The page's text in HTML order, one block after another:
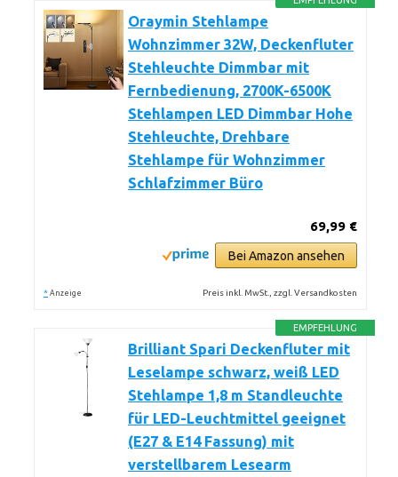
Oraymin Stehlampe
Wohnzimmer 32W, Deckenfluter
Stehleuchte Dimmbar mit
Fernbedienung, 2700K-6500K
Stehlampen LED Dimmbar Hohe
Stehleuchte, Drehbare
Stehlampe für Wohnzimmer
Schlafzimmer Büro
69,99 €
Bei Amazon ansehen
* Anzeige Preis inkl. MwSt., zzgl. Versandkosten
EMPFEHLUNG
Brilliant Spari Deckenfluter mit
Leselampe schwarz, weiß LED
Stehlampe 1,8 m Standleuchte
für LED-Leuchtmittel geeignet
(E27 & E14 Fassung) mit
verstellbarem Lesearm